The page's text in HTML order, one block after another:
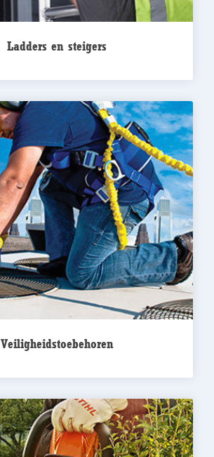
Ladders en steigers
Veiligheidstoebehoren